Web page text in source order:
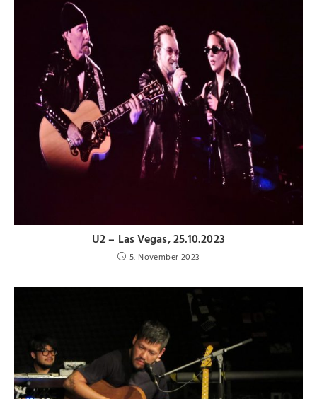
U2 – Las Vegas, 25.10.2023
5. November 2023